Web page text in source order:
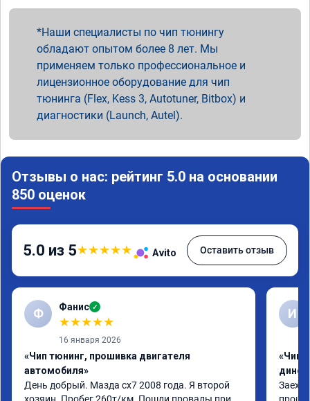
Наши специалисты по чип тюнингу
обладают опытом более 8 лет. Мы
применяем только профессиональное и
лицензионное оборудование для чип
тюнинга (Flex, Kess 3, Autotuner, Bitbox) и
диагностики (Launch, Autel).
Отзывы о нас: рейтинг 5.0 на основании
850 оценок
5.0 из 5★★★★★ Avito Оставить отзыв
Ф Фанис ✓
★★★★★
16 января 2026
«Чип тюнинг, прошивка двигателя
автомобиля»
День добрый. Мазда сх7 2008 года. Я второй
хозяин. Пробег 260т/км. Пошли провалы при
И
«Чип